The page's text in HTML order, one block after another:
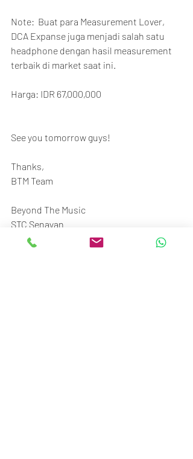
Note:  Buat para Measurement Lover,
DCA Expanse juga menjadi salah satu
headphone dengan hasil measurement
terbaik di market saat ini.
Harga: IDR 67,000,000
See you tomorrow guys!
Thanks,
BTM Team
Beyond The Music
STC Senayan
Ground floor no.117-120